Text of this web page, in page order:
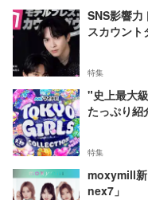
SNS影響力
スカウント
特集
"史上最大
たっぷり紹
特集
moxymill
nex7」